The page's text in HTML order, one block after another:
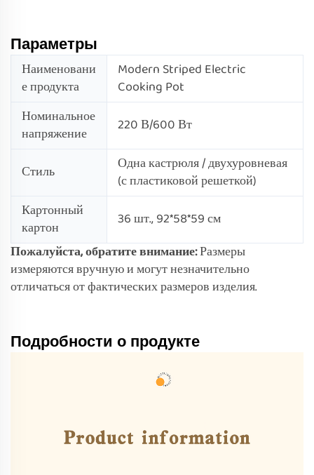
Параметры
Наименовани
е продукта
Modern Striped Electric
Cooking Pot
Номинальное
напряжение
220 В/600 Вт
Стиль
Одна кастрюля / двухуровневая
(с пластиковой решеткой)
Картонный
картон
36 шт., 92*58*59 см
Пожалуйста, обратите внимание:Размеры
измеряются вручную и могут незначительно
отличаться от фактических размеров изделия.
Подробности о продукте